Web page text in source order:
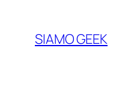
contenuto
SIAMO GEEK